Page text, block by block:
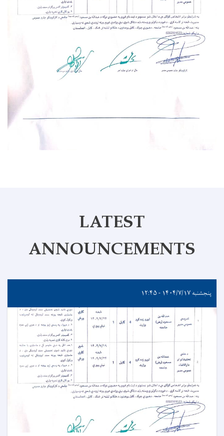
LATEST
ANNOUNCEMENTS
پنجشنبه ۱۴۰۴/۷/۱۷ - ۱۲:۴۵